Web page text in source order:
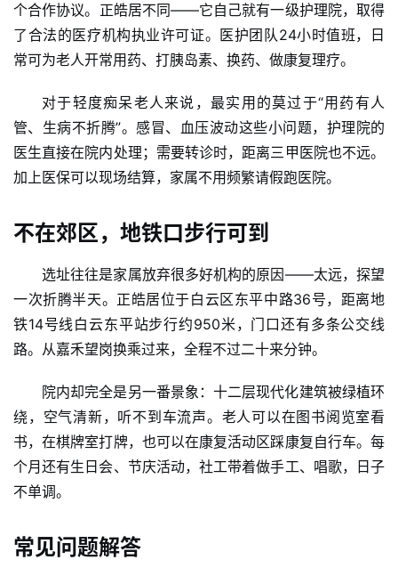
首
页
资
讯
经
商
A
I
科
经
济
金
融
互
联
个合作协议。正皓居不同——它自己就有一级护理院，取得
了合法的医疗机构执业许可证。医护团队24小时值班，日
常可为老人开常用药、打胰岛素、换药、做康复理疗。
对于轻度痴呆老人来说，最实用的莫过于“用药有人
管、生病不折腾”。感冒、血压波动这些小问题，护理院的
医生直接在院内处理；需要转诊时，距离三甲医院也不远。
加上医保可以现场结算，家属不用频繁请假跑医院。
不在郊区，地铁口步行可到
选址往往是家属放弃很多好机构的原因——太远，探望
一次折腾半天。正皓居位于白云区东平中路36号，距离地
铁14号线白云东平站步行约950米，门口还有多条公交线
路。从嘉禾望岗换乘过来，全程不过二十来分钟。
院内却完全是另一番景象：十二层现代化建筑被绿植环
绕，空气清新，听不到车流声。老人可以在图书阅览室看
书，在棋牌室打牌，也可以在康复活动区踩康复自行车。每
个月还有生日会、节庆活动，社工带着做手工、唱歌，日子
不单调。
常见问题解答